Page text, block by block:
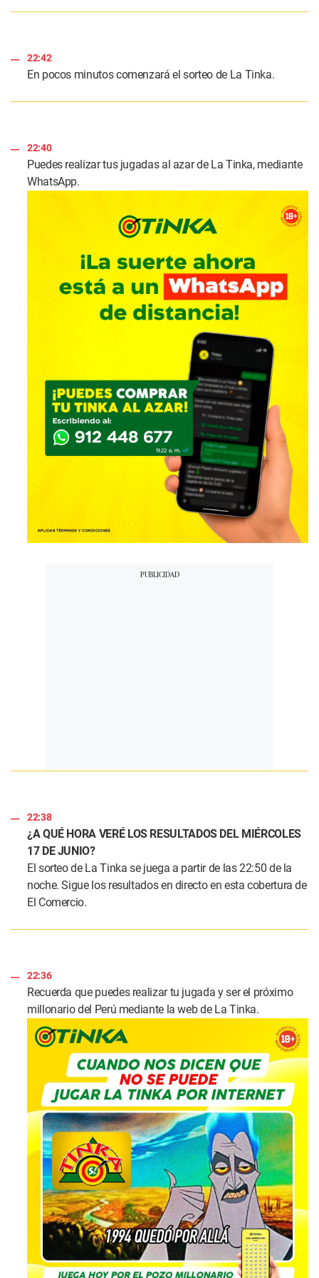
22:42
En pocos minutos comenzará el sorteo de La Tinka.
22:40
Puedes realizar tus jugadas al azar de La Tinka, mediante
WhatsApp.
22:38
¿A QUÉ HORA VERÉ LOS RESULTADOS DEL MIÉRCOLES
17 DE JUNIO?
El sorteo de La Tinka se juega a partir de las 22:50 de la
noche. Sigue los resultados en directo en esta cobertura de
El Comercio.
22:36
Recuerda que puedes realizar tu jugada y ser el próximo
millonario del Perú mediante la web de La Tinka.